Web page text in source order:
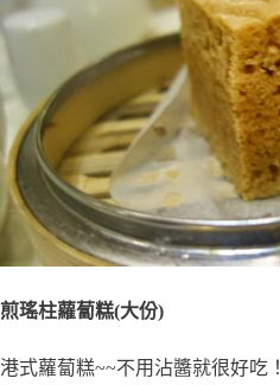
煎瑤柱蘿蔔糕(大份)
港式蘿蔔糕~~不用沾醬就很好吃！